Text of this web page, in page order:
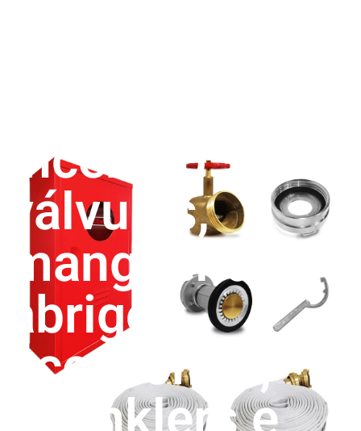
Incêndio –
válvulas,
mangueiras,
abrigos,
acessórios,
sprinklers e